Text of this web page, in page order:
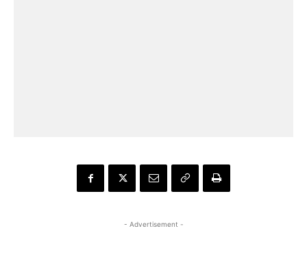
- Advertisement -